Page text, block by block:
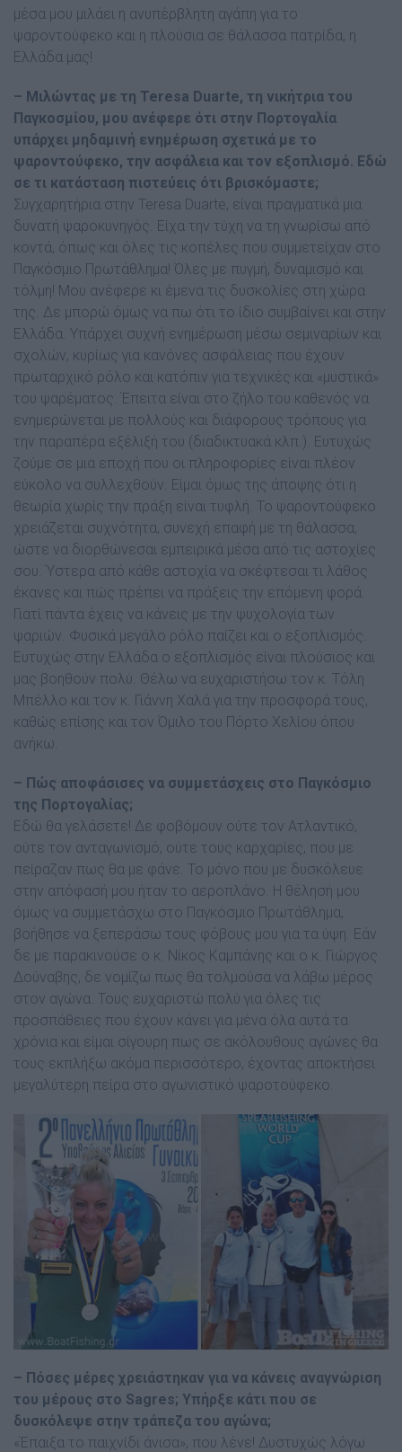
µέσα µου µιλάει η ανυπέρβλητη αγάπη για το
ψαροντούφεκο και η πλούσια σε θάλασσα πατρίδα, η
Ελλάδα µας!
– Μιλώντας µε τη Teresa Duarte, τη νικήτρια του
Παγκοσµίου, µου ανέφερε ότι στην Πορτογαλία
υπάρχει µηδαµινή ενηµέρωση σχετικά µε το
ψαροντούφεκο, την ασφάλεια και τον εξοπλισµό. Εδώ
σε τι κατάσταση πιστεύεις ότι βρισκόµαστε;
Συγχαρητήρια στην Teresa Duarte, είναι πραγµατικά µια
δυνατή ψαροκυνηγός. Είχα την τύχη να τη γνωρίσω από
κοντά, όπως και όλες τις κοπέλες που συµµετείχαν στο
Παγκόσµιο Πρωτάθληµα! Όλες µε πυγµή, δυναµισµό και
τόλµη! Μου ανέφερε κι έµενα τις δυσκολίες στη χώρα
της. ∆ε µπορώ όµως να πω ότι το ίδιο συµβαίνει και στην
Ελλάδα. Υπάρχει συχνή ενηµέρωση µέσω σεµιναρίων και
σχολών, κυρίως για κανόνες ασφάλειας που έχουν
πρωταρχικό ρόλο και κατόπιν για τεχνικές και «µυστικά»
του ψαρέµατος. Έπειτα είναι στο ζήλο του καθενός να
ενηµερώνεται µε πολλούς και διάφορους τρόπους για
την παραπέρα εξέλιξή του (διαδικτυακά κλπ.). Ευτυχώς
ζούµε σε µια εποχή που οι πληροφορίες είναι πλέον
εύκολο να συλλεχθούν. Είµαι όµως της άποψης ότι η
θεωρία χωρίς την πράξη είναι τυφλή. Το ψαροντούφεκο
χρειάζεται συχνότητα, συνεχή επαφή µε τη θάλασσα,
ώστε να διορθώνεσαι εµπειρικά µέσα από τις αστοχίες
σου. Ύστερα από κάθε αστοχία να σκέφτεσαι τι λάθος
έκανες και πώς πρέπει να πράξεις την επόµενη φορά.
Γιατί πάντα έχεις να κάνεις µε την ψυχολογία των
ψαριών. Φυσικά µεγάλο ρόλο παίζει και ο εξοπλισµός.
Ευτυχώς στην Ελλάδα ο εξοπλισµός είναι πλούσιος και
µας βοηθούν πολύ. Θέλω να ευχαριστήσω τον κ. Τόλη
Μπέλλο και τον κ. Γιάννη Χαλά για την προσφορά τους,
καθώς επίσης και τον Όµιλο του Πόρτο Χελίου όπου
ανήκω.
– Πώς αποφάσισες να συµµετάσχεις στο Παγκόσµιο
της Πορτογαλίας;
Εδώ θα γελάσετε! ∆ε φοβόµουν ούτε τον Ατλαντικό,
ούτε τον ανταγωνισµό, ούτε τους καρχαρίες, που µε
πείραζαν πως θα µε φάνε. Το µόνο που µε δυσκόλευε
στην απόφασή µου ήταν το αεροπλάνο. Η θέλησή µου
όµως να συµµετάσχω στο Παγκόσµιο Πρωτάθληµα,
βοήθησε να ξεπεράσω τους φόβους µου για τα ύψη. Εάν
δε µε παρακινούσε ο κ. Νίκος Καµπάνης και ο κ. Γιώργος
∆ούναβης, δε νοµίζω πως θα τολµούσα να λάβω µέρος
στον αγώνα. Τους ευχαριστώ πολύ για όλες τις
προσπάθειες που έχουν κάνει για µένα όλα αυτά τα
χρόνια και είµαι σίγουρη πως σε ακόλουθους αγώνες θα
τους εκπλήξω ακόµα περισσότερο, έχοντας αποκτήσει
µεγαλύτερη πείρα στο αγωνιστικό ψαροτούφεκο.
– Πόσες µέρες χρειάστηκαν για να κάνεις αναγνώριση
του µέρους στο Sagres; Υπήρξε κάτι που σε
δυσκόλεψε στην τράπεζα του αγώνα;
«Έπαιξα το παιχνίδι άνισα», που λένε! ∆υστυχώς λόγω